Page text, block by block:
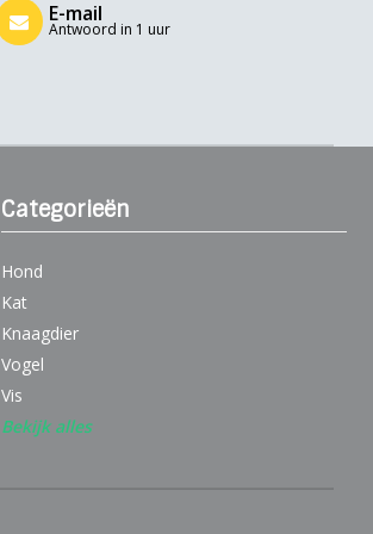
E-mail
Antwoord in 1 uur
Categorieën
Hond
Kat
Knaagdier
Vogel
Vis
Bekijk alles